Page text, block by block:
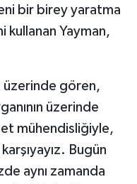
bir birey yaratma
kullanan Yayman,
üzerinde gören,
üzerinde
mühendisliğiyle,
Bugün
aynı zamanda